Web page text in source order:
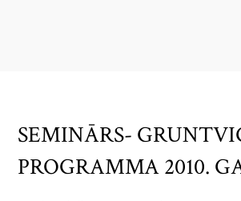
SEMINĀRS-
PROGRAMMA 2010.